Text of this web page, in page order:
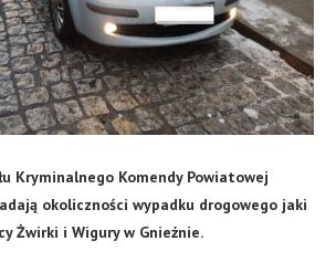
Kryminalnego Komendy Powiatowej
okoliczności wypadku drogowego jaki
Żwirki i Wigury w Gnieźnie.